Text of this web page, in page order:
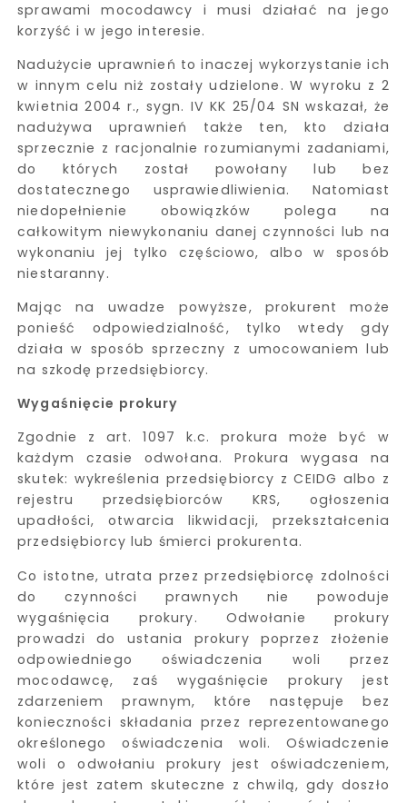
sprawami mocodawcy i musi działać na jego
korzyść i w jego interesie.
Nadużycie uprawnień to inaczej wykorzystanie ich
w innym celu niż zostały udzielone. W wyroku z 2
kwietnia 2004 r., sygn. IV KK 25/04 SN wskazał, że
nadużywa uprawnień także ten, kto działa
sprzecznie z racjonalnie rozumianymi zadaniami,
do których został powołany lub bez
dostatecznego usprawiedliwienia. Natomiast
niedopełnienie obowiązków polega na
całkowitym niewykonaniu danej czynności lub na
wykonaniu jej tylko częściowo, albo w sposób
niestaranny.
Mając na uwadze powyższe, prokurent może
ponieść odpowiedzialność, tylko wtedy gdy
działa w sposób sprzeczny z umocowaniem lub
na szkodę przedsiębiorcy.
Wygaśnięcie prokury
Zgodnie z art. 1097 k.c. prokura może być w
każdym czasie odwołana. Prokura wygasa na
skutek: wykreślenia przedsiębiorcy z CEIDG albo z
rejestru przedsiębiorców KRS, ogłoszenia
upadłości, otwarcia likwidacji, przekształcenia
przedsiębiorcy lub śmierci prokurenta.
Co istotne, utrata przez przedsiębiorcę zdolności
do czynności prawnych nie powoduje
wygaśnięcia prokury. Odwołanie prokury
prowadzi do ustania prokury poprzez złożenie
odpowiedniego oświadczenia woli przez
mocodawcę, zaś wygaśnięcie prokury jest
zdarzeniem prawnym, które następuje bez
konieczności składania przez reprezentowanego
określonego oświadczenia woli. Oświadczenie
woli o odwołaniu prokury jest oświadczeniem,
które jest zatem skuteczne z chwilą, gdy doszło